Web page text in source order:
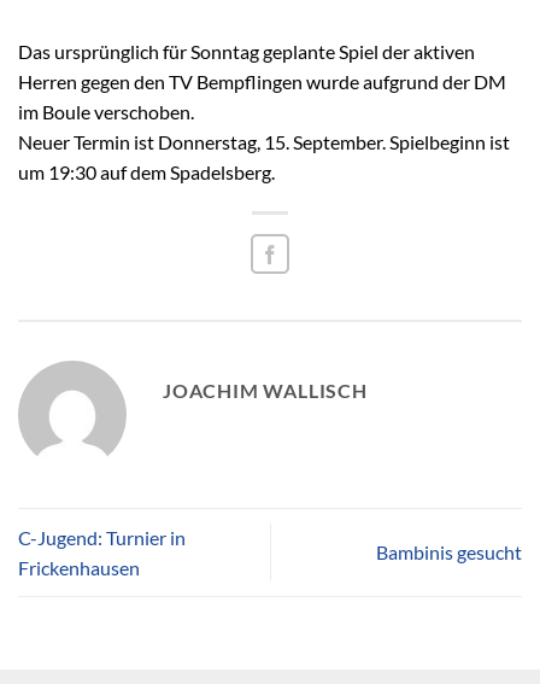
Das ursprünglich für Sonntag geplante Spiel der aktiven
Herren gegen den TV Bempflingen wurde aufgrund der DM
im Boule verschoben.
Neuer Termin ist Donnerstag, 15. September. Spielbeginn ist
um 19:30 auf dem Spadelsberg.
JOACHIM WALLISCH
C-Jugend: Turnier in
Frickenhausen
Bambinis gesucht